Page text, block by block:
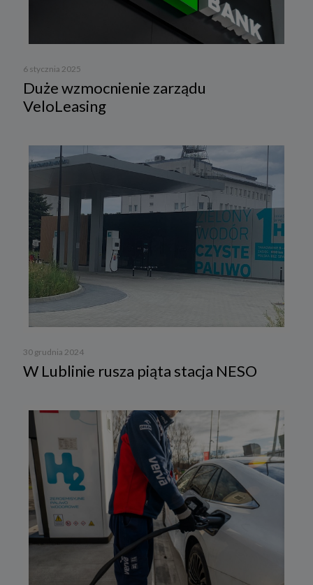
6 stycznia 2025
Duże wzmocnienie zarządu
VeloLeasing
30 grudnia 2024
W Lublinie rusza piąta stacja NESO